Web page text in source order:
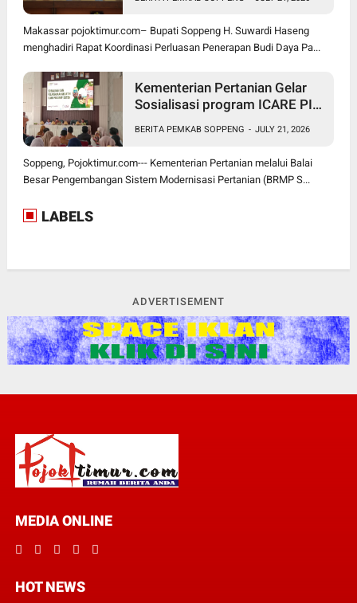
Makassar pojoktimur.com– Bupati Soppeng H. Suwardi Haseng
menghadiri Rapat Koordinasi Perluasan Penerapan Budi Daya Pa...
Kementerian Pertanian Gelar
Sosialisasi program ICARE PIU
BERITA PEMKAB SOPPENG - JULY 21, 2026
Soppeng, Pojoktimur.com--- Kementerian Pertanian melalui Balai
Besar Pengembangan Sistem Modernisasi Pertanian (BRMP S...
LABELS
ADVERTISEMENT
MEDIA ONLINE
HOT NEWS